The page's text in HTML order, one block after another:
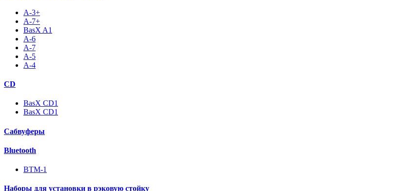
A-3+
A-7+
BasX A1
A-6
A-7
A-5
A-4
CD
BasX CD1
BasX CD1
Сабвуферы
Bluetooth
BTM-1
Наборы для установки в рэковую стойку